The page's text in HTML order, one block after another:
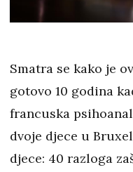
Smatra se kako je
gotovo 10 godina
francuska
dvoje djece u
djece: 40 razloga